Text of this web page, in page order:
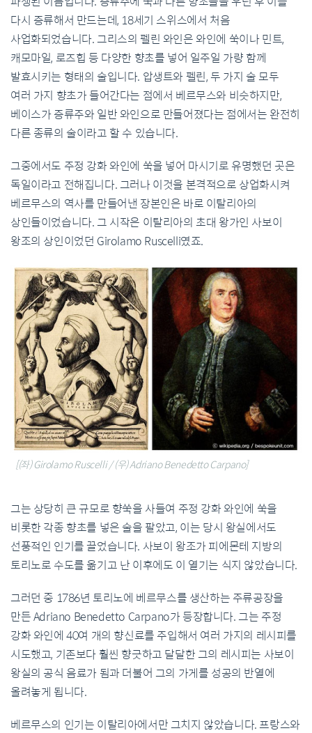
다시 증류해서 만드는데, 18세기 스위스에서 처음
사업화되었습니다. 그리스의 펠린 와인은 와인에 쑥이나 민트,
캐모마일, 로즈힙 등 다양한 향초를 넣어 일주일 가량 함께
발효시키는 형태의 술입니다. 압생트와 펠린, 두 가지 술 모두
여러 가지 향초가 들어간다는 점에서 베르무스와 비슷하지만,
베이스가 증류주와 일반 와인으로 만들어졌다는 점에서는 완전히
다른 종류의 술이라고 할 수 있습니다.
그중에서도 주정 강화 와인에 쑥을 넣어 마시기로 유명했던 곳은
독일이라고 전해집니다. 그러나 이것을 본격적으로 상업화시켜
베르무스의 역사를 만들어낸 장본인은 바로 이탈리아의
상인들이었습니다. 그 시작은 이탈리아의 초대 왕가인 사보이
왕조의 상인이었던 Girolamo Ruscelli였죠.
[(좌) Girolamo Ruscelli / (우) Adriano Benedetto Carpano]
그는 상당히 큰 규모로 향쑥을 사들여 주정 강화 와인에 쑥을
비롯한 각종 향초를 넣은 술을 팔았고, 이는 당시 왕실에서도
선풍적인 인기를 끌었습니다. 사보이 왕조가 피에몬테 지방의
토리노로 수도를 옮기고 난 이후에도 이 열기는 식지 않았습니다.
그러던 중 1786년 토리노에 베르무스를 생산하는 주류공장을
만든 Adriano Benedetto Carpano가 등장합니다. 그는 주정
강화 와인에 40여 개의 향신료를 주입해서 여러 가지의 레시피를
시도했고, 기존보다 훨씬 향긋하고 달달한 그의 레시피는 사보이
왕실의 공식 음료가 됨과 더불어 그의 가게를 성공의 반열에
올려놓게 됩니다.
베르무스의 인기는 이탈리아에서만 그치지 않았습니다. 프랑스와